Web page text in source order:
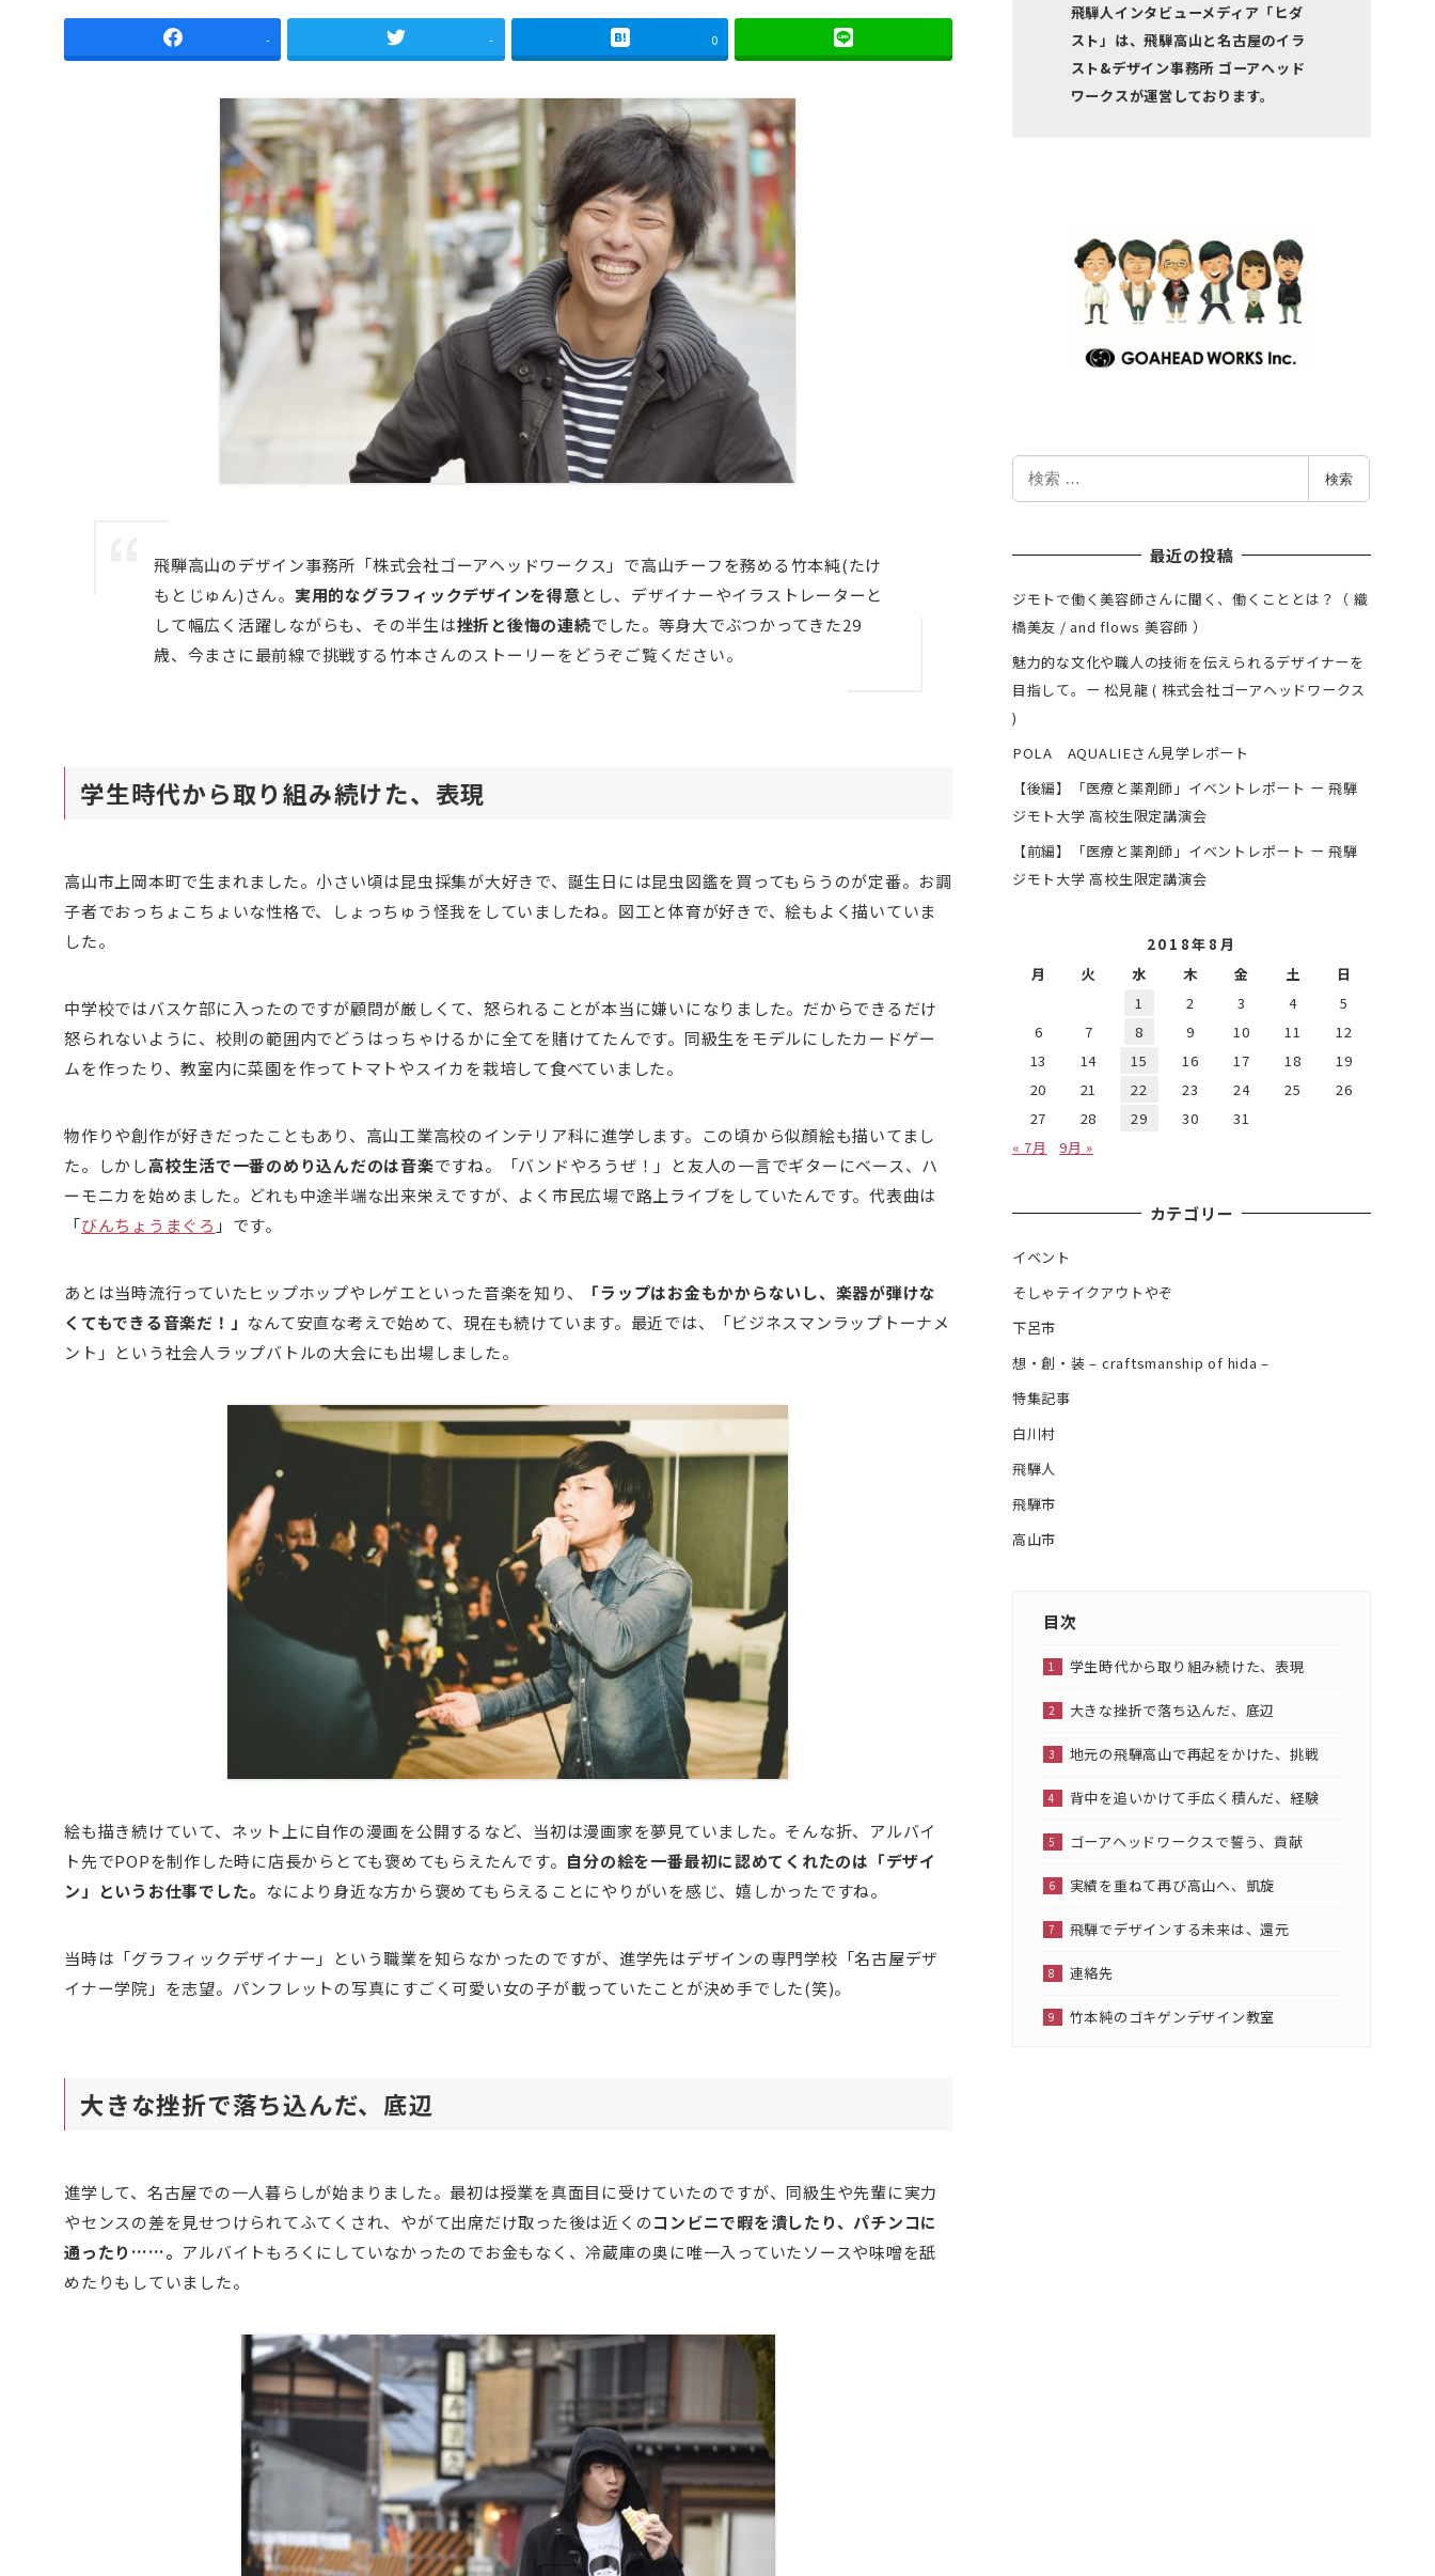
- - 0
飛騨高山のデザイン事務所「株式会社ゴーアヘッドワークス」で高山チーフを務める竹本純(たけ
もとじゅん)さん。 実用的なグラフィックデザインを得意 とし、デザイナーやイラストレーターと
して幅広く活躍しながらも、その半生は挫折と後悔の連続でした。等身大でぶつかってきた29
歳、今まさに最前線で挑戦する竹本さんのストーリーをどうぞご覧ください。
学生時代から取り組み続けた、表現
高山市上岡本町で生まれました。小さい頃は昆虫採集が大好きで、誕生日には昆虫図鑑を買ってもらうのが定番。お調
子者でおっちょこちょいな性格で、しょっちゅう怪我をしていましたね。図工と体育が好きで、絵もよく描いていま
した。
中学校ではバスケ部に入ったのですが顧問が厳しくて、怒られることが本当に嫌いになりました。だからできるだけ
怒られないように、校則の範囲内でどうはっちゃけるかに全てを賭けてたんです。同級生をモデルにしたカードゲー
ムを作ったり、教室内に菜園を作ってトマトやスイカを栽培して食べていました。
物作りや創作が好きだったこともあり、高山工業高校のインテリア科に進学します。この頃から似顔絵も描いてまし
た。しかし高校生活で一番のめり込んだのは音楽ですね。「バンドやろうぜ！」と友人の一言でギターにベース、ハ
ーモニカを始めました。どれも中途半端な出来栄えですが、よく市民広場で路上ライブをしていたんです。代表曲は
「びんちょうまぐろ 」です。
あとは当時流行っていたヒップホップやレゲエといった音楽を知り、
「ラップはお金もかからないし、楽器が弾けな
くてもできる音楽だ！」 なんて安直な考えで始めて、現在も続けています。最近では、「ビジネスマンラップトーナメ
ント」という社会人ラップバトルの大会にも出場しました。
絵も描き続けていて、ネット上に自作の漫画を公開するなど、当初は漫画家を夢見ていました。そんな折、アルバイ
ト先でPOPを制作した時に店長からとても褒めてもらえたんです。 自分の絵を一番最初に認めてくれたのは「デザイ
ン」というお仕事でした。 なにより身近な方から褒めてもらえることにやりがいを感じ、嬉しかったですね。
当時は「グラフィックデザイナー」という職業を知らなかったのですが、進学先はデザインの専門学校「名古屋デザ
イナー学院」を志望。パンフレットの写真にすごく可愛い女の子が載っていたことが決め手でした(笑)。
大きな挫折で落ち込んだ、底辺
進学して、名古屋での一人暮らしが始まりました。最初は授業を真面目に受けていたのですが、同級生や先輩に実力
やセンスの差を見せつけられてふてくされ、やがて出席だけ取った後は近くのコンビニで暇を潰したり、パチンコに
通ったり……。 アルバイトもろくにしていなかったのでお金もなく、冷蔵庫の奥に唯一入っていたソースや味噌を舐
めたりもしていました。
飛騨人インタビューメディア「ヒダ
スト」は、飛騨高山と名古屋のイラ
スト&デザイン事務所 ゴーアヘッド
ワークスが運営しております。
索
検索
最近の投稿
ジモトで働く美容師さんに聞く、働くこととは？（ 織
橋美友 / and flows 美容師 ）
魅力的な文化や職人の技術を伝えられるデザイナーを
目指して。ー 松見龍 ( 株式会社ゴーアヘッドワークス
)
POLA AQUALIEさん見学レポート
【後編】「医療と薬剤師」イベントレポート ー 飛騨
ジモト大学 高校生限定講演会
【前編】「医療と薬剤師」イベントレポート ー 飛騨
ジモト大学 高校生限定講演会
2018年8月
月
火 水 木 金 土
日
1
2 3 4
5
6
7 8 9 10 11
12
13
14 15 16 17 18
19
20
21 22 23 24 25
26
27
28 29 30
31
« 7月
9月 »
カテゴリー
イベント
そしゃテイクアウトやぞ
下呂市
想・創・装 – craftsmanship of hida –
特集記事
白川村
飛騨人
飛騨市
高山市
目次
学生時代から取り組み続けた、表現
大きな挫折で落ち込んだ、底辺
地元の飛騨高山で再起をかけた、挑戦
背中を追いかけて手広く積んだ、経験
ゴーアヘッドワークスで誓う、貢献
実績を重ねて再び高山へ、凱旋
飛騨でデザインする未来は、還元
連絡先
竹本純のゴキゲンデザイン教室